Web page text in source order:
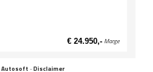
€ 24.950,- Marge
Autosoft -Disclaimer